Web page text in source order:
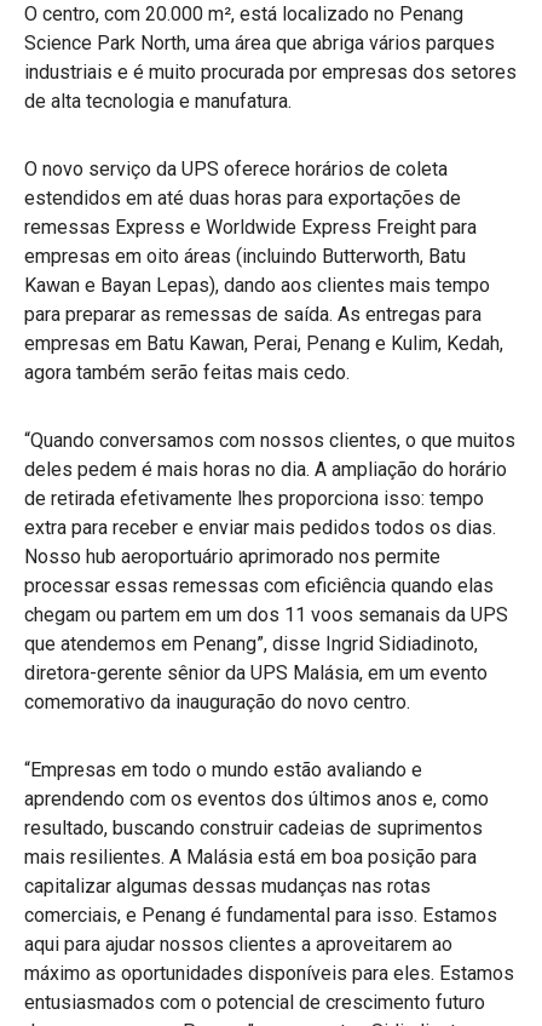
O centro, com 20.000 m², está localizado no Penang
Science Park North, uma área que abriga vários parques
industriais e é muito procurada por empresas dos setores
de alta tecnologia e manufatura.
O novo serviço da UPS oferece horários de coleta
estendidos em até duas horas para exportações de
remessas Express e Worldwide Express Freight para
empresas em oito áreas (incluindo Butterworth, Batu
Kawan e Bayan Lepas), dando aos clientes mais tempo
para preparar as remessas de saída. As entregas para
empresas em Batu Kawan, Perai, Penang e Kulim, Kedah,
agora também serão feitas mais cedo.
“Quando conversamos com nossos clientes, o que muitos
deles pedem é mais horas no dia. A ampliação do horário
de retirada efetivamente lhes proporciona isso: tempo
extra para receber e enviar mais pedidos todos os dias.
Nosso hub aeroportuário aprimorado nos permite
processar essas remessas com eficiência quando elas
chegam ou partem em um dos 11 voos semanais da UPS
que atendemos em Penang”, disse Ingrid Sidiadinoto,
diretora-gerente sênior da UPS Malásia, em um evento
comemorativo da inauguração do novo centro.
“Empresas em todo o mundo estão avaliando e
aprendendo com os eventos dos últimos anos e, como
resultado, buscando construir cadeias de suprimentos
mais resilientes. A Malásia está em boa posição para
capitalizar algumas dessas mudanças nas rotas
comerciais, e Penang é fundamental para isso. Estamos
aqui para ajudar nossos clientes a aproveitarem ao
máximo as oportunidades disponíveis para eles. Estamos
entusiasmados com o potencial de crescimento futuro